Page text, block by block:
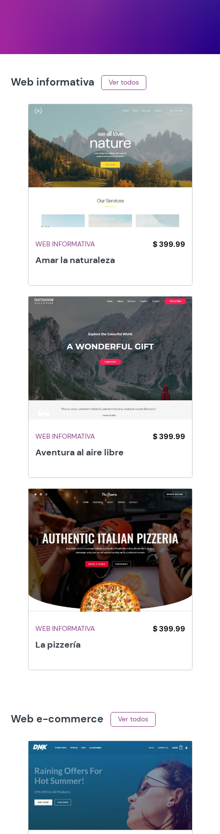
Web informativa Ver todos
WEB INFORMATIVA $ 399.99
Amar la naturaleza
WEB INFORMATIVA $ 399.99
Aventura al aire libre
WEB INFORMATIVA $ 399.99
La pizzería
Web e-commerce Ver todos